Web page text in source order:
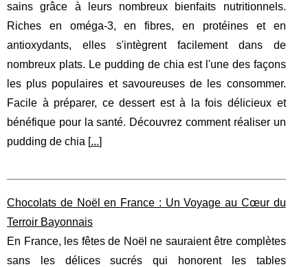
sains grâce à leurs nombreux bienfaits nutritionnels.
Riches en oméga-3, en fibres, en protéines et en
antioxydants, elles s'intègrent facilement dans de
nombreux plats. Le pudding de chia est l'une des façons
les plus populaires et savoureuses de les consommer.
Facile à préparer, ce dessert est à la fois délicieux et
bénéfique pour la santé. Découvrez comment réaliser un
pudding de chia [...]
Chocolats de Noël en France : Un Voyage au Cœur du
Terroir Bayonnais
En France, les fêtes de Noël ne sauraient être complètes
sans les délices sucrés qui honorent les tables